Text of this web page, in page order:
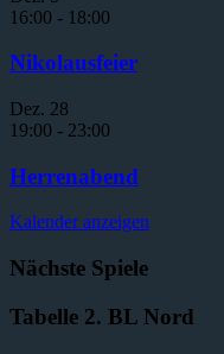
16:00 - 18:00
Nikolausfeier
Dez. 28
19:00 - 23:00
Herrenabend
Kalender anzeigen
Nächste Spiele
Tabelle 2. BL Nord